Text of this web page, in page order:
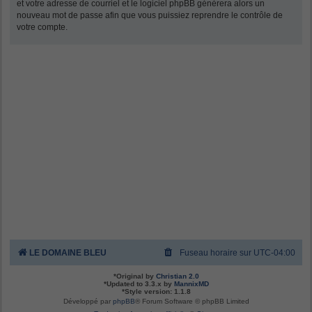
et votre adresse de courriel et le logiciel phpBB générera alors un
nouveau mot de passe afin que vous puissiez reprendre le contrôle de
votre compte.
LE DOMAINE BLEU Fuseau horaire sur UTC-04:00
*Original by Christian 2.0
*Updated to 3.3.x by MannixMD
*Style version: 1.1.8
Développé par phpBB® Forum Software © phpBB Limited